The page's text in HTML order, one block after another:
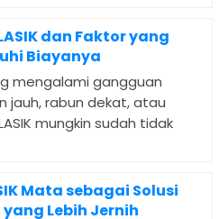
dan Faktor yang
Biayanya
mengalami gangguan
jauh, rabun dekat, atau
mungkin sudah tidak
Mata sebagai Solusi
Lebih Jernih